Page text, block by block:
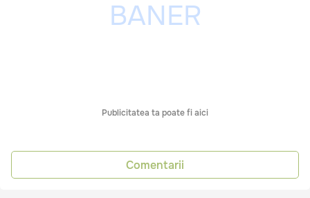
Publicitatea ta poate fi aici
Comentarii